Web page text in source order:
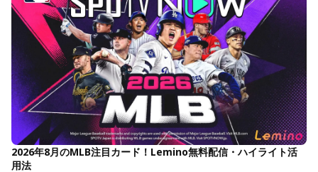
2026年8月のMLB注目カード！Lemino無料配信・ハイライト活
用法